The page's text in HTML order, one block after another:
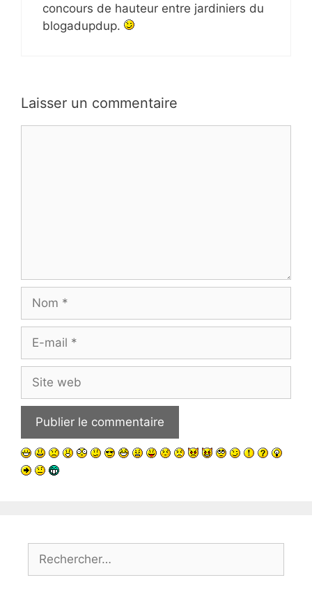
concours de hauteur entre jardiniers du
blogadupdup.
Laisser un commentaire
Nom
Site
web
Rechercher :